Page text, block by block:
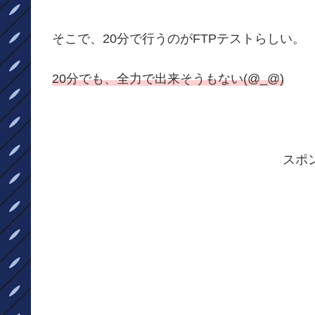
そこで、20分で行うのがFTPテストらしい。
20分でも、全力で出来そうもない(@_@)
スポ